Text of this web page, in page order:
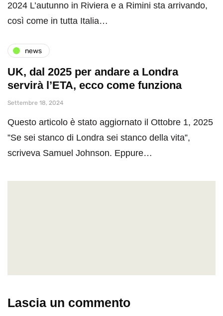
2024 L’autunno in Riviera e a Rimini sta arrivando,
così come in tutta Italia…
news
UK, dal 2025 per andare a Londra
servirà l’ETA, ecco come funziona
Settembre 18, 2024
Questo articolo è stato aggiornato il Ottobre 1, 2025
”Se sei stanco di Londra sei stanco della vita”,
scriveva Samuel Johnson. Eppure…
Lascia un commento